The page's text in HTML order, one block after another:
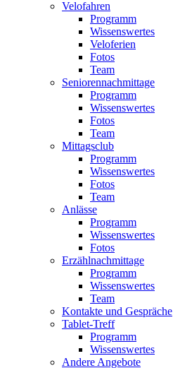
Velofahren
Programm
Wissenswertes
Veloferien
Fotos
Team
Seniorennachmittage
Programm
Wissenswertes
Fotos
Team
Mittagsclub
Programm
Wissenswertes
Fotos
Team
Anlässe
Programm
Wissenswertes
Fotos
Erzählnachmittage
Programm
Wissenswertes
Team
Kontakte und Gespräche
Tablet-Treff
Programm
Wissenswertes
Andere Angebote